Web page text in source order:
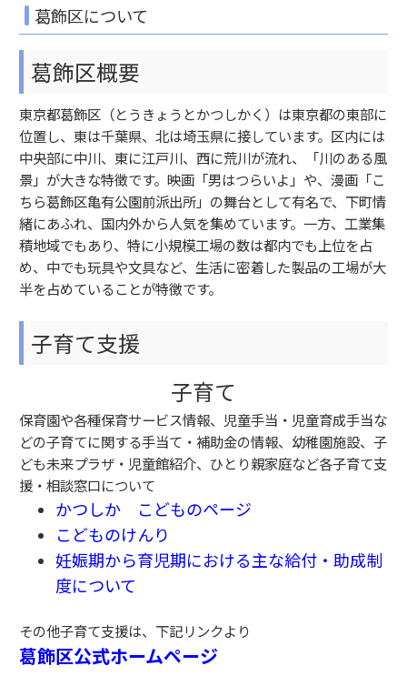
葛飾区について
葛飾区概要
東京都葛飾区（とうきょうとかつしかく）は東京都の東部に
位置し、東は千葉県、北は埼玉県に接しています。区内には
中央部に中川、東に江戸川、西に荒川が流れ、「川のある風
景」が大きな特徴です。映画「男はつらいよ」や、漫画「こ
ちら葛飾区亀有公園前派出所」の舞台として有名で、下町情
緒にあふれ、国内外から人気を集めています。一方、工業集
積地域でもあり、特に小規模工場の数は都内でも上位を占
め、中でも玩具や文具など、生活に密着した製品の工場が大
半を占めていることが特徴です。
子育て支援
子育て
保育園や各種保育サービス情報、児童手当・児童育成手当な
どの子育てに関する手当て・補助金の情報、幼稚園施設、子
ども未来プラザ・児童館紹介、ひとり親家庭など各子育て支
援・相談窓口について
かつしか こどものページ
こどものけんり
妊娠期から育児期における主な給付・助成制
度について
その他子育て支援は、下記リンクより
葛飾区公式ホームページ